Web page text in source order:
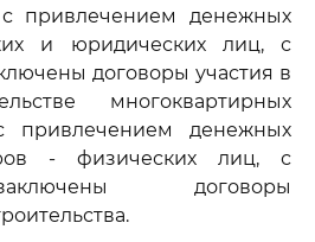
привлечением денежных
и юридических лиц, с
договоры участия в
многоквартирных
привлечением денежных
- физических лиц, с
договоры